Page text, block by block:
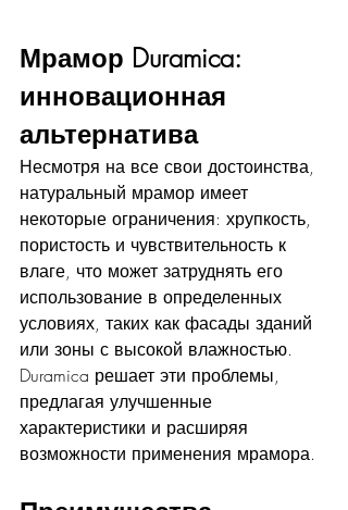
Мрамор Duramica:
инновационная
альтернатива
Несмотря на все свои достоинства,
натуральный мрамор имеет
некоторые ограничения: хрупкость,
пористость и чувствительность к
влаге, что может затруднять его
использование в определенных
условиях, таких как фасады зданий
или зоны с высокой влажностью.
Duramica решает эти проблемы,
предлагая улучшенные
характеристики и расширяя
возможности применения мрамора.